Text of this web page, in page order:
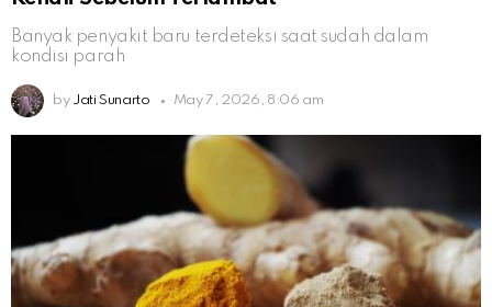
Banyak penyakit baru terdeteksi saat sudah dalam
kondisi parah
by Jati Sunarto May 7, 2026, 8:06 am